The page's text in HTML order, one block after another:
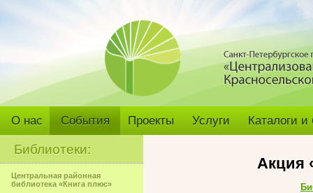
О нас События Проекты Услуги Каталоги
Библиотеки:
Центральная районная
библиотека «Книга плюс»
Акция